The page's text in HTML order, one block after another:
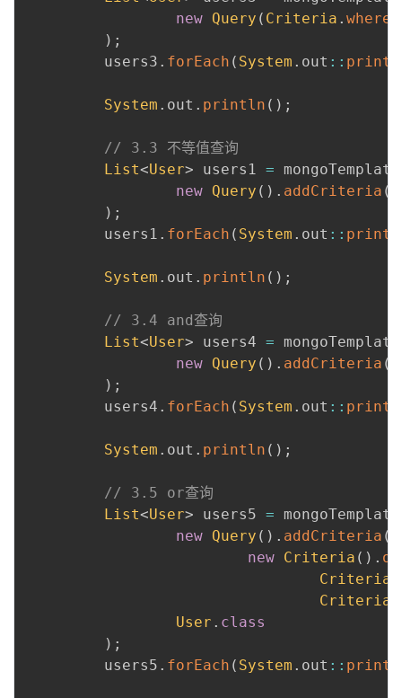
new Query ( Criteria . where
) ;
         users3
. forEach ( System . out ::
System . out . println ( ) ;
// 3.3 不等值查询
List<User> users1 = mongoTemplate
new Query ( ) . addCriteria (
) ;
         users1
. forEach ( System . out ::
System . out . println ( ) ;
// 3.4 and查询
List<User> users4 = mongoTemplate
new Query ( ) . addCriteria (
) ;
         users4
. forEach ( System . out ::
System . out . println ( ) ;
// 3.5 or查询
List<User> users5 = mongoTemplate
new Query ( ) . addCriteria (
new Criteria ( ) .
Criteria
Criteria
User . class
) ;
         users5
. forEach ( System . out ::